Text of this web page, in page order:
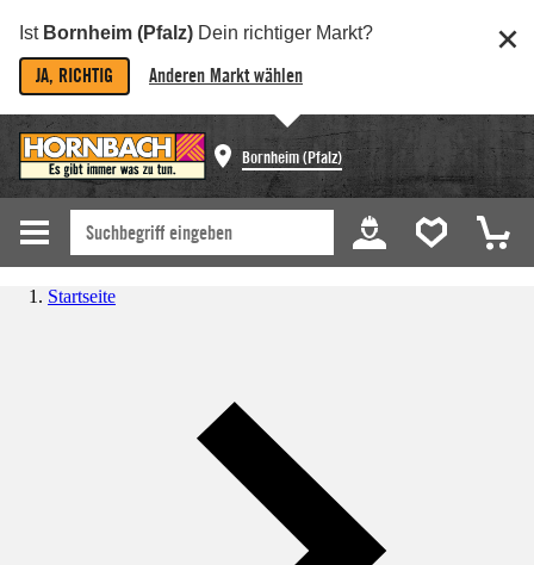
Ist Bornheim (Pfalz) Dein richtiger Markt?
JA, RICHTIG Anderen Markt wählen
Bornheim (Pfalz)
Startseite